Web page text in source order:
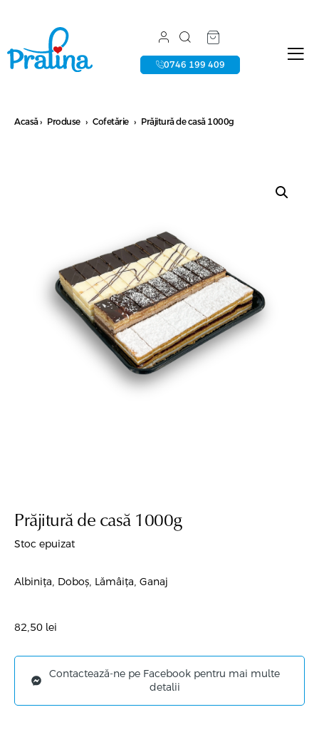
0746 199 409
Acasă› Produse › Cofetărie › Prăjitură de casă 1000g
Prăjitură de casă 1000g
Stoc epuizat
Albinița, Doboș, Lămâița, Ganaj
82,50 lei
Contactează-ne pe Facebook pentru mai multe
detalii